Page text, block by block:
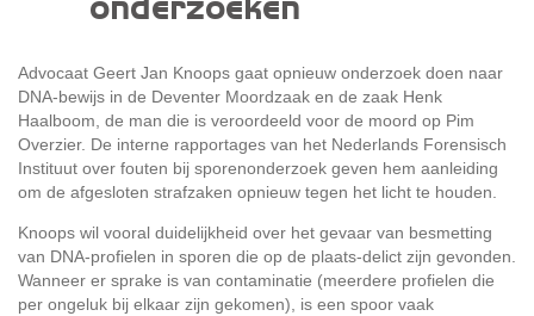
Advocaat Geert Jan Knoops gaat opnieuw onderzoek doen naar
DNA-bewijs in de Deventer Moordzaak en de zaak Henk
Haalboom, de man die is veroordeeld voor de moord op Pim
Overzier. De interne rapportages van het Nederlands Forensisch
Instituut over fouten bij sporenonderzoek geven hem aanleiding
om de afgesloten strafzaken opnieuw tegen het licht te houden.
Knoops wil vooral duidelijkheid over het gevaar van besmetting
van DNA-profielen in sporen die op de plaats-delict zijn gevonden.
Wanneer er sprake is van contaminatie (meerdere profielen die
per ongeluk bij elkaar zijn gekomen), is een spoor vaak